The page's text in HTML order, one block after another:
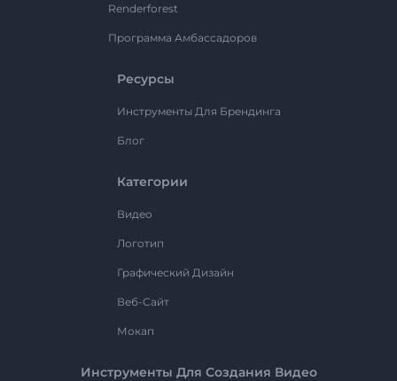
Renderforest
Программа Амбассадоров
Ресурсы
Инструменты Для Брендинга
Блог
Категории
Видео
Логотип
Графический Дизайн
Веб-Сайт
Мокап
Инструменты Для Создания Видео